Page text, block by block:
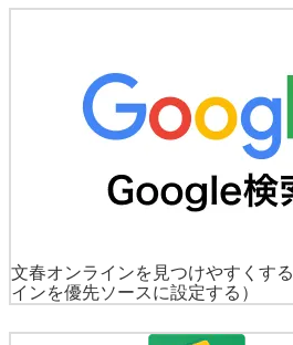
文春オンラインを見つけやすくする
インを優先ソースに設定する）